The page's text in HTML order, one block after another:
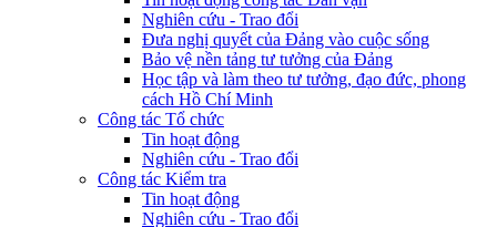
Nghiên cứu - Trao đổi
Đưa nghị quyết của Đảng vào cuộc sống
Bảo vệ nền tảng tư tưởng của Đảng
Học tập và làm theo tư tưởng, đạo đức, phong
cách Hồ Chí Minh
Công tác Tổ chức
Tin hoạt động
Nghiên cứu - Trao đổi
Công tác Kiểm tra
Tin hoạt động
Nghiên cứu - Trao đổi